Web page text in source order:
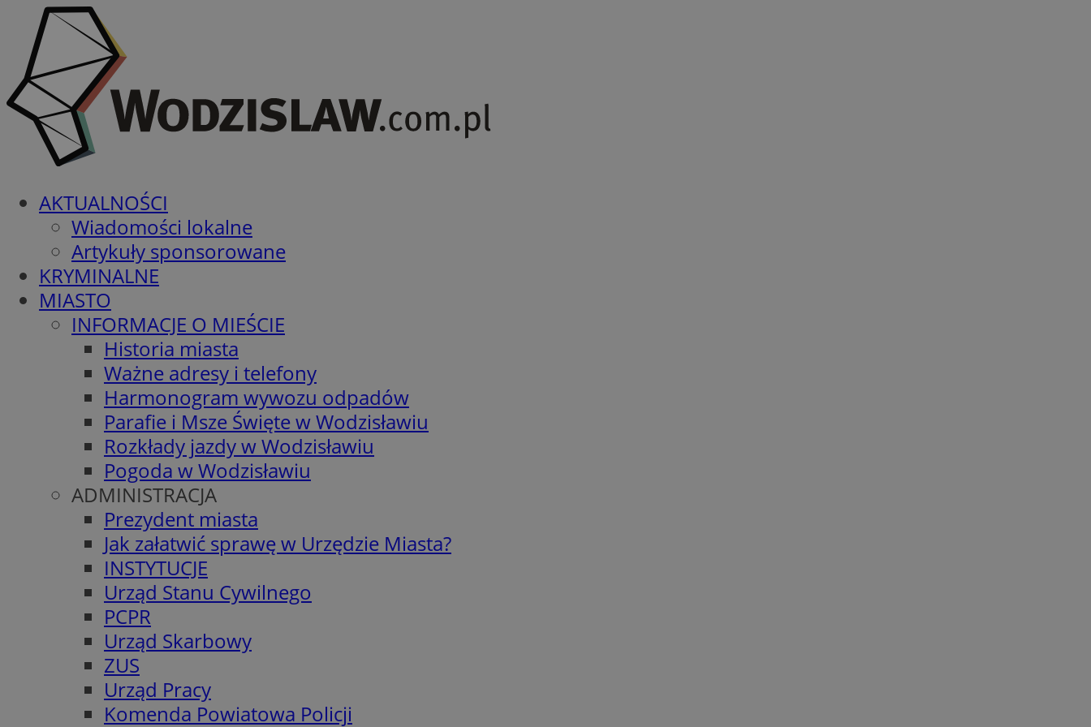
AKTUALNOŚCI
Wiadomości lokalne
Artykuły sponsorowane
KRYMINALNE
MIASTO
INFORMACJE O MIEŚCIE
Historia miasta
Ważne adresy i telefony
Harmonogram wywozu odpadów
Parafie i Msze Święte w Wodzisławiu
Rozkłady jazdy w Wodzisławiu
Pogoda w Wodzisławiu
ADMINISTRACJA
Prezydent miasta
Jak załatwić sprawę w Urzędzie Miasta?
INSTYTUCJE
Urząd Stanu Cywilnego
PCPR
Urząd Skarbowy
ZUS
Urząd Pracy
Komenda Powiatowa Policji